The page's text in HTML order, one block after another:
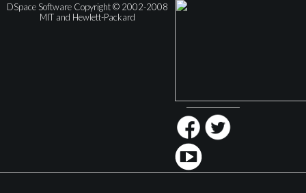
DSpace Software Copyright © 2002-2008
MIT and Hewlett-Packard